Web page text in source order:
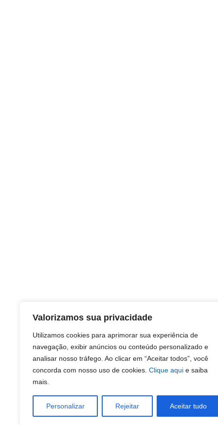
Valorizamos sua privacidade
Utilizamos cookies para aprimorar sua experiência de
navegação, exibir anúncios ou conteúdo personalizado e
analisar nosso tráfego. Ao clicar em “Aceitar todos”, você
concorda com nosso uso de cookies. Clique aqui e saiba
mais.
Personalizar Rejeitar Aceitar tudo